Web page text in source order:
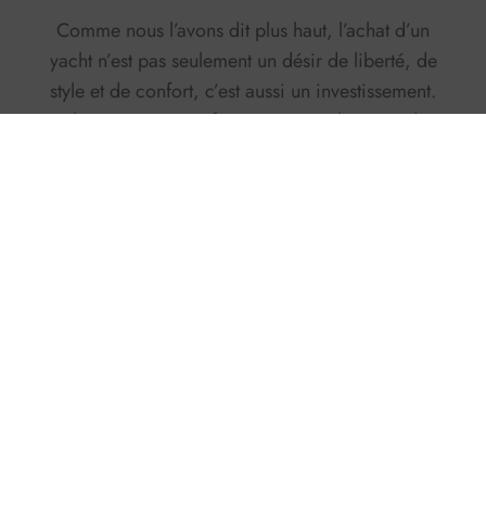
Comme nous l’avons dit plus haut, l’achat d’un
yacht n’est pas seulement un désir de liberté, de
style et de confort, c’est aussi un investissement.
Choisir un RioYachts, c’est avoir la certitude